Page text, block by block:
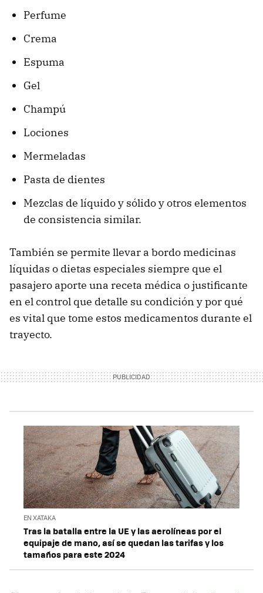
Perfume
Crema
Espuma
Gel
Champú
Lociones
Mermeladas
Pasta de dientes
Mezclas de líquido y sólido y otros elementos
de consistencia similar.
También se permite llevar a bordo medicinas
líquidas o dietas especiales siempre que el
pasajero aporte una receta médica o justificante
en el control que detalle su condición y por qué
es vital que tome estos medicamentos durante el
trayecto.
EN XATAKA
Tras la batalla entre la UE y las aerolíneas por el
equipaje de mano, así se quedan las tarifas y los
tamaños para este 2024